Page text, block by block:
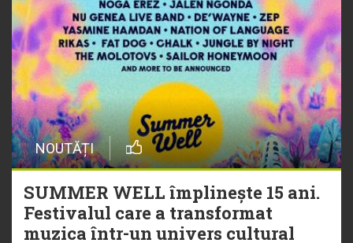
NOUTĂȚI
SUMMER WELL împlinește 15 ani.
Festivalul care a transformat
muzica într-un univers cultural